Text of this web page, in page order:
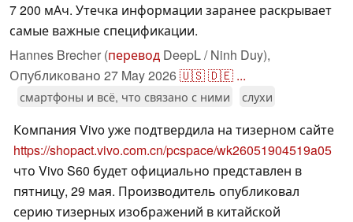
7 200 мАч. Утечка информации заранее раскрывает
самые важные спецификации.
Hannes Brecher (перевод DeepL / Ninh Duy),
Опубликовано 27 May 2026🇺🇸🇩🇪 ...
смартфоны и всё, что связано с ними слухи
Компания Vivo уже подтвердила на тизерном сайте
https://shopact.vivo.com.cn/pcspace/wk26051904519a05
что Vivo S60 будет официально представлен в
пятницу, 29 мая. Производитель опубликовал
серию тизерных изображений в китайской